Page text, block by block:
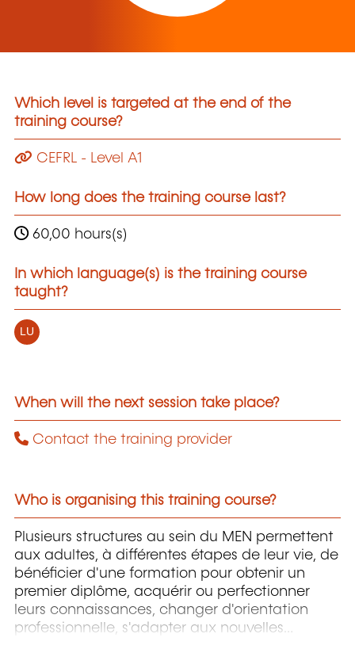
Which level is targeted at the end of the
training course?
CEFRL - Level A1
How long does the training course last?
60,00 hours(s)
In which language(s) is the training course
taught?
LU
When will the next session take place?
Contact the training provider
Who is organising this training course?
Plusieurs structures au sein du MEN permettent
aux adultes, à différentes étapes de leur vie, de
bénéficier d'une formation pour obtenir un
premier diplôme, acquérir ou perfectionner
leurs connaissances, changer d'orientation
professionnelle, s'adapter aux nouvelles